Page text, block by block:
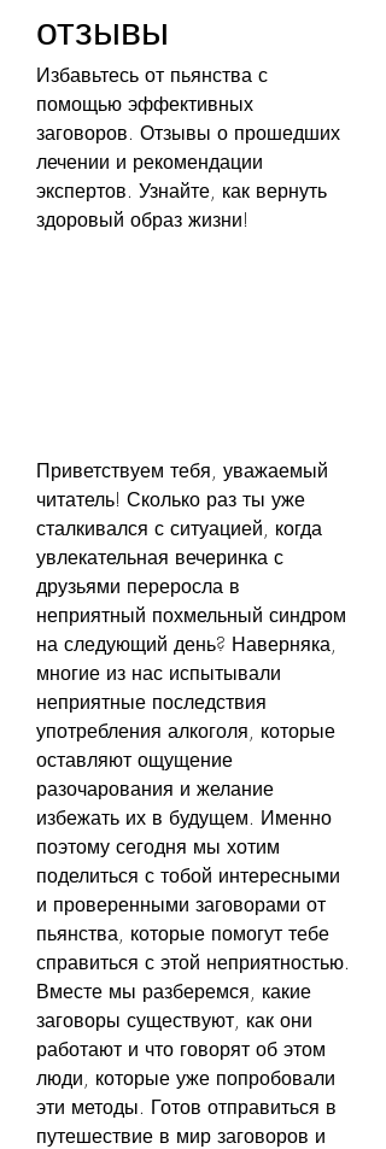
отзывы
Избавьтесь от пьянства с
помощью эффективных
заговоров. Отзывы о прошедших
лечении и рекомендации
экспертов. Узнайте, как вернуть
здоровый образ жизни!
Приветствуем тебя, уважаемый
читатель! Сколько раз ты уже
сталкивался с ситуацией, когда
увлекательная вечеринка с
друзьями переросла в
неприятный похмельный синдром
на следующий день? Наверняка,
многие из нас испытывали
неприятные последствия
употребления алкоголя, которые
оставляют ощущение
разочарования и желание
избежать их в будущем. Именно
поэтому сегодня мы хотим
поделиться с тобой интересными
и проверенными заговорами от
пьянства, которые помогут тебе
справиться с этой неприятностью.
Вместе мы разберемся, какие
заговоры существуют, как они
работают и что говорят об этом
люди, которые уже попробовали
эти методы. Готов отправиться в
путешествие в мир заговоров и